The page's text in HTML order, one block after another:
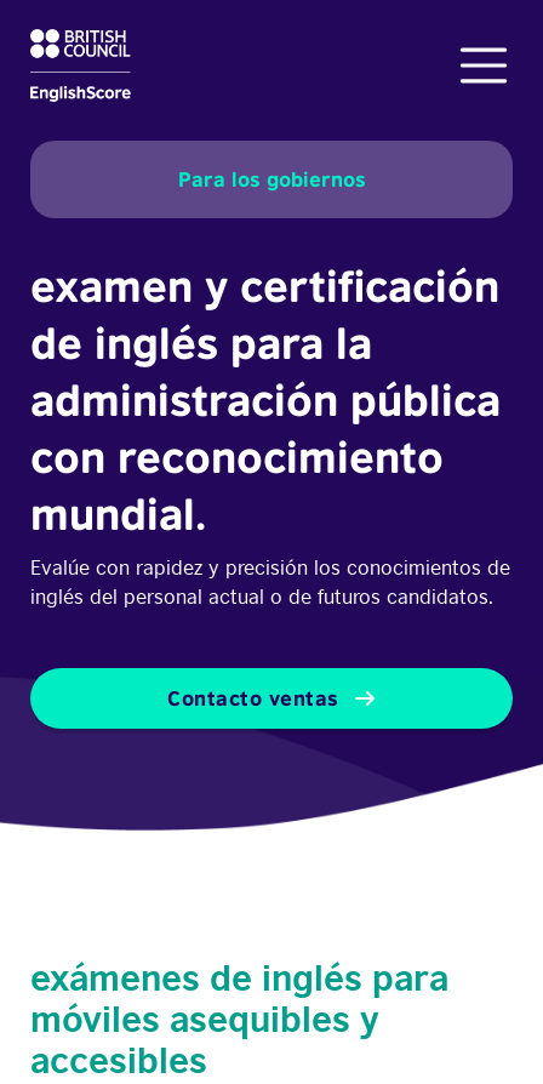
Para los gobiernos
examen y certificación
de inglés para la
administración pública
con reconocimiento
mundial.
Evalúe con rapidez y precisión los conocimientos de
inglés del personal actual o de futuros candidatos.
Contacto ventas
exámenes de inglés para
móviles asequibles y
accesibles